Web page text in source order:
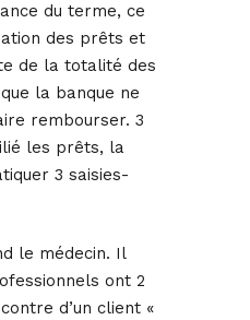
du terme, ce
des prêts et
de la totalité des
la banque ne
rembourser. 3
les prêts, la
3 saisies-
le médecin. Il
ont 2
d’un client «